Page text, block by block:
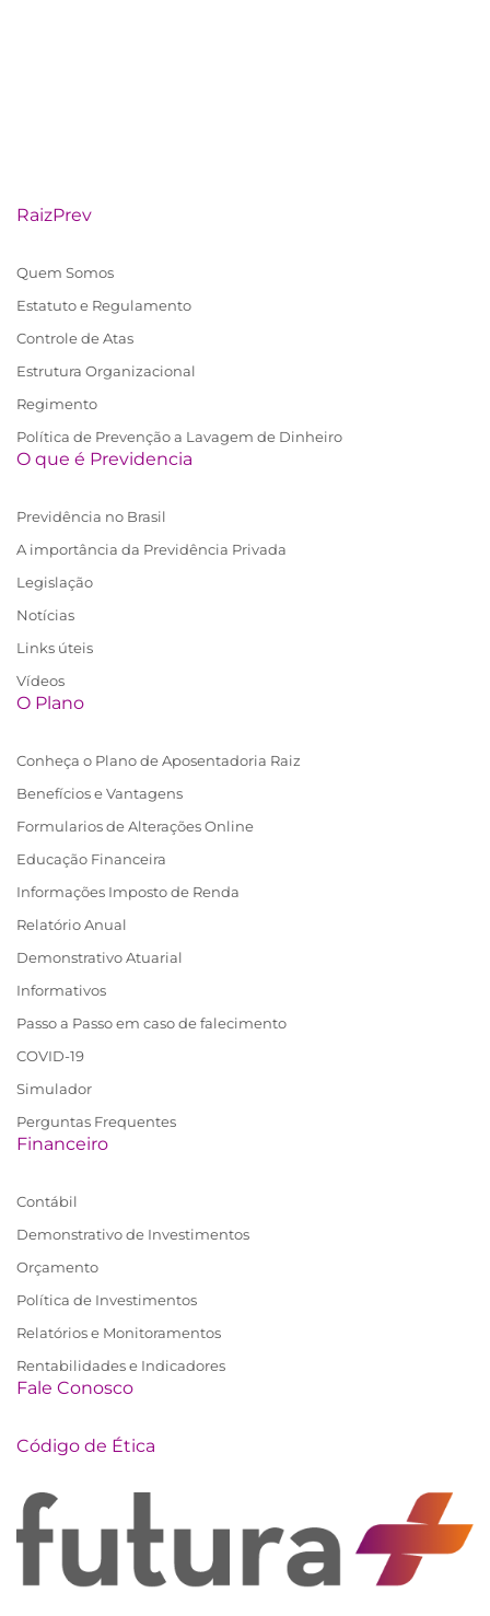
RaizPrev
Quem Somos
Estatuto e Regulamento
Controle de Atas
Estrutura Organizacional
Regimento
Política de Prevenção a Lavagem de Dinheiro
O que é Previdencia
Previdência no Brasil
A importância da Previdência Privada
Legislação
Notícias
Links úteis
Vídeos
O Plano
Conheça o Plano de Aposentadoria Raiz
Benefícios e Vantagens
Formularios de Alterações Online
Educação Financeira
Informações Imposto de Renda
Relatório Anual
Demonstrativo Atuarial
Informativos
Passo a Passo em caso de falecimento
COVID-19
Simulador
Perguntas Frequentes
Financeiro
Contábil
Demonstrativo de Investimentos
Orçamento
Política de Investimentos
Relatórios e Monitoramentos
Rentabilidades e Indicadores
Fale Conosco
Código de Ética